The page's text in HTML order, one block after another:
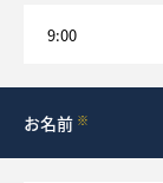
お名前 ※